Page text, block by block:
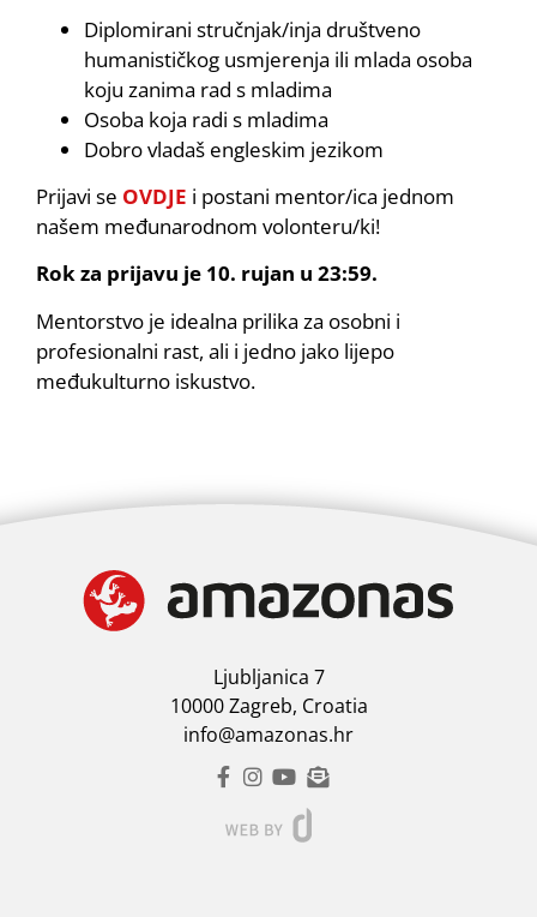
Diplomirani stručnjak/inja društveno
humanističkog usmjerenja ili mlada osoba
koju zanima rad s mladima
Osoba koja radi s mladima
Dobro vladaš engleskim jezikom
Prijavi se OVDJE i postani mentor/ica jednom
našem međunarodnom volonteru/ki!
Rok za prijavu je 10. rujan u 23:59.
Mentorstvo je idealna prilika za osobni i
profesionalni rast, ali i jedno jako lijepo
međukulturno iskustvo.
Ljubljanica 7
10000 Zagreb, Croatia
info@amazonas.hr